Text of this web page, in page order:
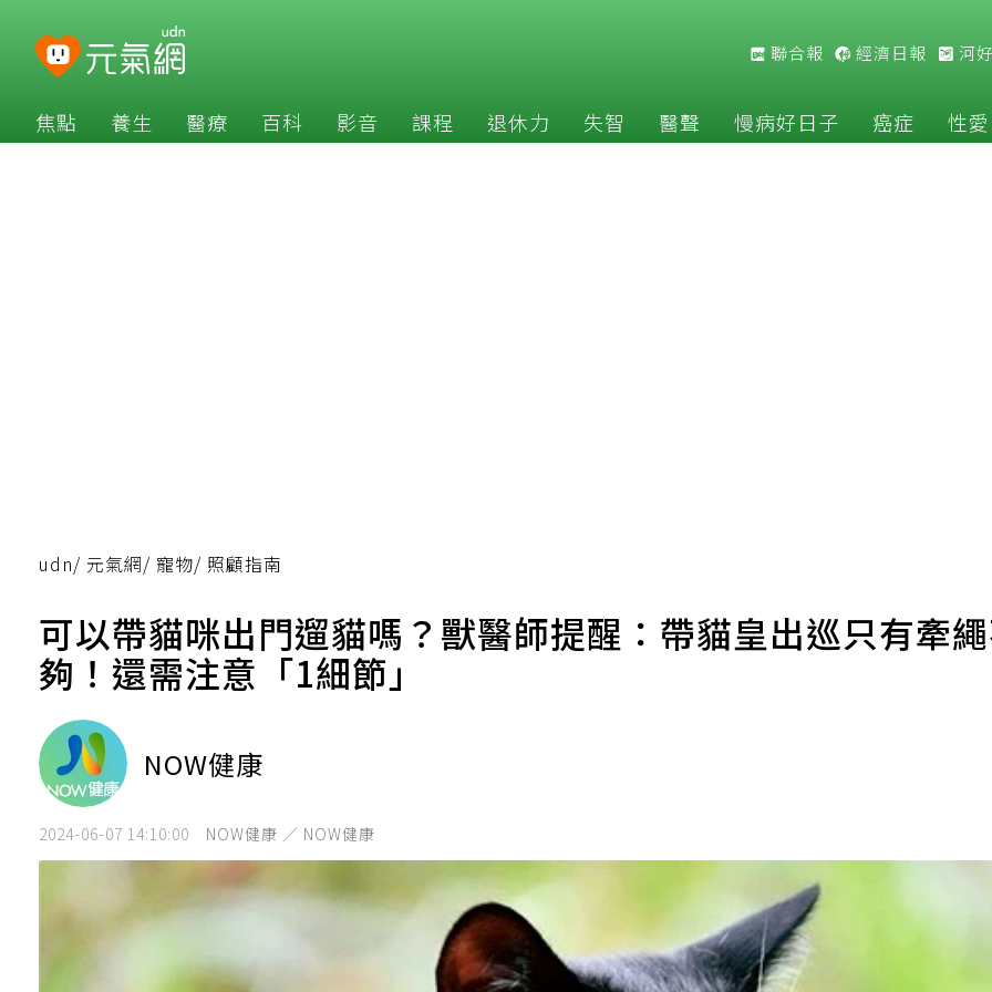
聯合報 經濟日報 河
焦點 養生 醫療 百科 影音 課程 退休力 失智 醫聲 慢病好日子 癌症 性愛
udn/ 元氣網/ 寵物/ 照顧指南
可以帶貓咪出門遛貓嗎？獸醫師提醒：帶貓皇出巡只有牽
夠！還需注意「1細節」
NOW健康
2024-06-07 14:10:00 NOW健康 ／ NOW健康